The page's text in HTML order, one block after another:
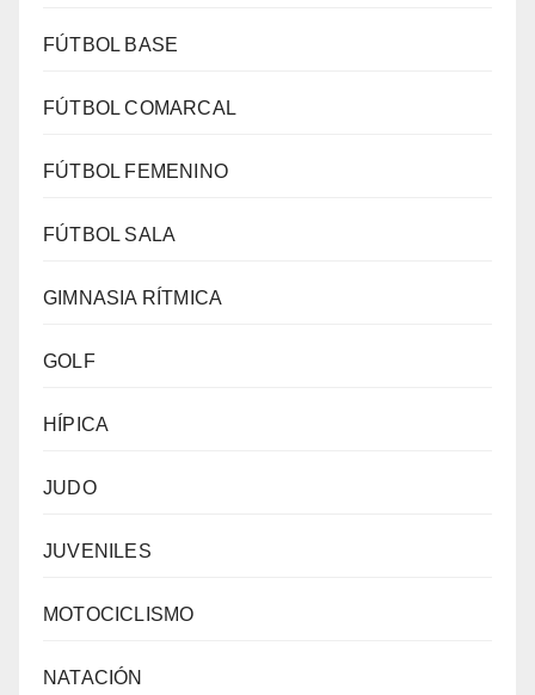
FÚTBOL BASE
FÚTBOL COMARCAL
FÚTBOL FEMENINO
FÚTBOL SALA
GIMNASIA RÍTMICA
GOLF
HÍPICA
JUDO
JUVENILES
MOTOCICLISMO
NATACIÓN